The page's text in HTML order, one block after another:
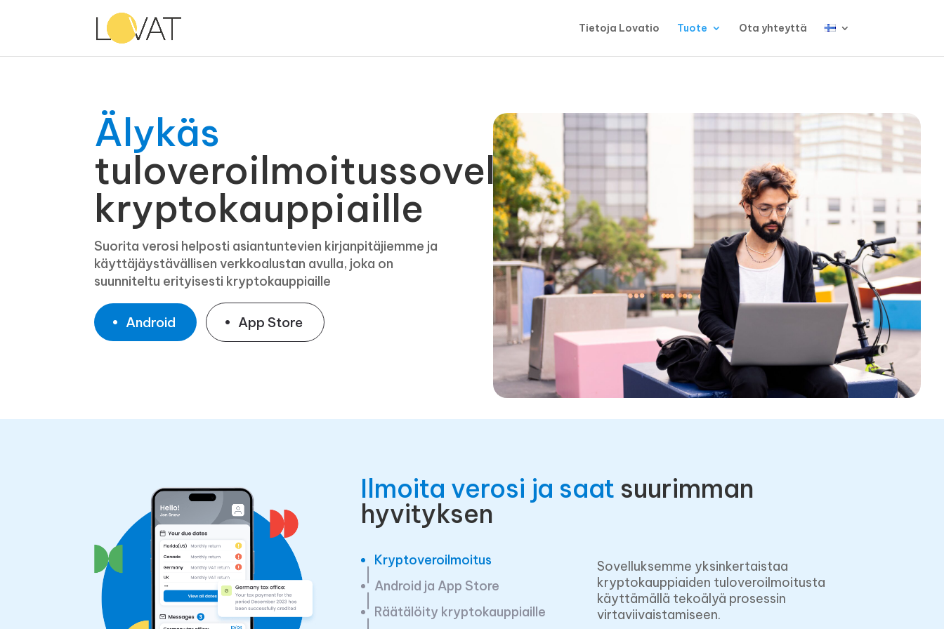
Tietoja Lovatio Tuote Ota yhteyttä
Älykäs
tuloveroilmoitussovellus
kryptokauppiaille
Suorita verosi helposti asiantuntevien kirjanpitäjiemme ja
käyttäjäystävällisen verkkoalustan avulla, joka on
suunniteltu erityisesti kryptokauppiaille
Android App Store
Ilmoita verosi ja saat suurimman
hyvityksen
Kryptoveroilmoitus
Android ja App Store
Räätälöity kryptokauppiaille
Sovelluksemme yksinkertaistaa
kryptokauppiaiden tuloveroilmoitusta
käyttämällä tekoälyä prosessin
virtaviivaistamiseen.